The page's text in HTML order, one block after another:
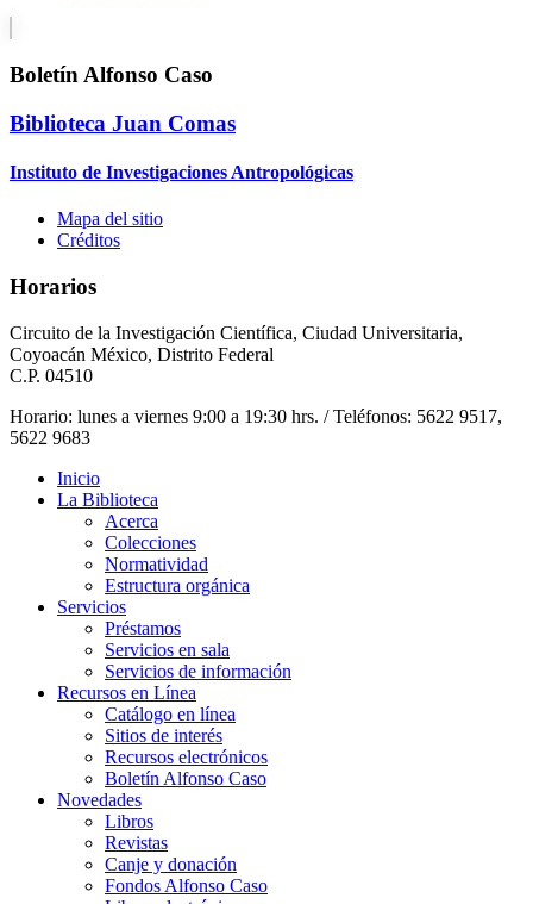
Boletín Alfonso Caso
Biblioteca Juan Comas
Instituto de Investigaciones Antropológicas
Mapa del sitio
Créditos
Horarios
Circuito de la Investigación Científica, Ciudad Universitaria,
Coyoacán México, Distrito Federal
C.P. 04510
Horario: lunes a viernes 9:00 a 19:30 hrs. / Teléfonos: 5622 9517,
5622 9683
Inicio
La Biblioteca
Acerca
Colecciones
Normatividad
Estructura orgánica
Servicios
Préstamos
Servicios en sala
Servicios de información
Recursos en Línea
Catálogo en línea
Sitios de interés
Recursos electrónicos
Boletín Alfonso Caso
Novedades
Libros
Revistas
Canje y donación
Fondos Alfonso Caso